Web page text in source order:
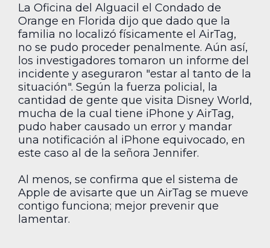
La Oficina del Alguacil el Condado de
Orange en Florida dijo que dado que la
familia no localizó físicamente el AirTag,
no se pudo proceder penalmente. Aún así,
los investigadores tomaron un informe del
incidente y aseguraron "estar al tanto de la
situación". Según la fuerza policial, la
cantidad de gente que visita Disney World,
mucha de la cual tiene iPhone y AirTag,
pudo haber causado un error y mandar
una notificación al iPhone equivocado, en
este caso al de la señora Jennifer.
Al menos, se confirma que el sistema de
Apple de avisarte que un AirTag se mueve
contigo funciona; mejor prevenir que
lamentar.